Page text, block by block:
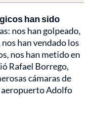
han sido
nos han golpeado,
han vendado los
nos han metido en
Rafael Borrego,
cámaras de
aeropuerto Adolfo